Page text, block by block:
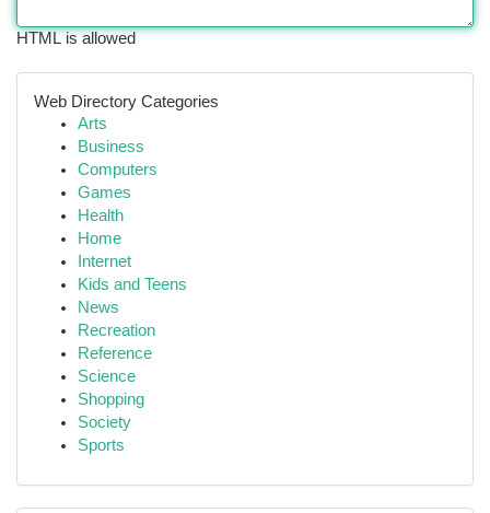
HTML is allowed
Web Directory Categories
Arts
Business
Computers
Games
Health
Home
Internet
Kids and Teens
News
Recreation
Reference
Science
Shopping
Society
Sports